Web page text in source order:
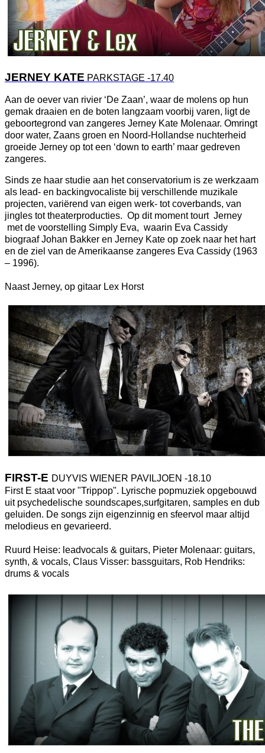
JERNEY KATE PARKSTAGE -17.40
Aan de oever van rivier ‘De Zaan’, waar de molens op hun
gemak draaien en de boten langzaam voorbij varen, ligt de
geboortegrond van zangeres Jerney Kate Molenaar. Omringt
door water, Zaans groen en Noord-Hollandse nuchterheid
groeide Jerney op tot een ‘down to earth’ maar gedreven
zangeres.
Sinds ze haar studie aan het conservatorium is ze werkzaam
als lead- en backingvocaliste bij verschillende muzikale
projecten, variërend van eigen werk- tot coverbands, van
jingles tot theaterproducties. Op dit moment tourt Jerney
met de voorstelling Simply Eva, waarin Eva Cassidy
biograaf Johan Bakker en Jerney Kate op zoek naar het hart
en de ziel van de Amerikaanse zangeres Eva Cassidy (1963
– 1996).
Naast Jerney, op gitaar Lex Horst
FIRST-E DUYVIS WIENER PAVILJOEN -18.10
First E staat voor "Trippop". Lyrische popmuziek opgebouwd
uit psychedelische soundscapes,surfgitaren, samples en dub
geluiden. De songs zijn eigenzinnig en sfeervol maar altijd
melodieus en gevarieerd.
Ruurd Heise: leadvocals & guitars, Pieter Molenaar: guitars,
synth, & vocals, Claus Visser: bassguitars, Rob Hendriks:
drums & vocals